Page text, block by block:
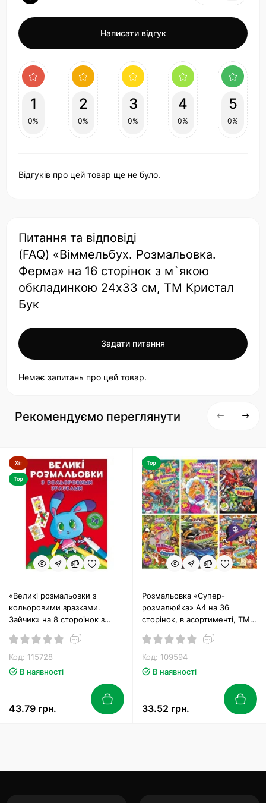
Написати відгук
1
0%
2
0%
3
0%
4
0%
5
0%
Відгуків про цей товар ще не було.
Питання та відповіді
(FAQ) «Віммельбух. Розмальовка.
Ферма» на 16 сторінок з м`якою
обкладинкою 24х33 см, ТМ Кристал
Бук
Задати питання
Немає запитань про цей товар.
Рекомендуємо переглянути
Хіт
Top
«Великі розмальовки з
кольоровими зразками.
Зайчик» на 8 стороінок з
см, ТМ Кристал Бук
Код: 115728
В наявності
43.79 грн.
Top
Розмальовка «Супер-
розмалюйка» А4 на 36
сторінок, в асортименті, ТМ
Код: 109594
В наявності
33.52 грн.